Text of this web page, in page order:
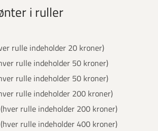
i ruller
rulle indeholder 20 kroner)
rulle indeholder 50 kroner)
rulle indeholder 50 kroner)
rulle indeholder 200 kroner)
rulle indeholder 200 kroner)
rulle indeholder 400 kroner)